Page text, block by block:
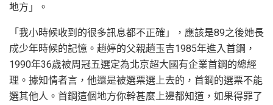
地方」。
「我小時候收到的很多訊息都不正確」，應該是89之後她長
成少年時候的記憶。趙婷的父親趙玉吉1985年進入首鋼，
1990年36歲被周冠五選定為北京超大國有企業首鋼的總經
理。據知情者言，他還是被選票選上去的，首鋼的選票不能
選其他人。首鋼這個地方你幹甚麼上邊都知道，如果得罪了